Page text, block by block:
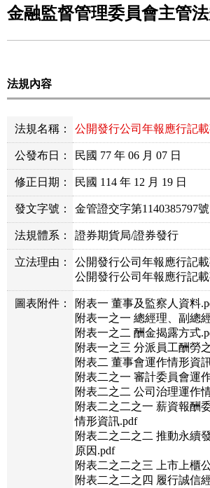
金融監督管理委員會主管
法規內容
法規名稱： 公開發行公司年報應行記
公發布日： 民國 77 年 06 月 07 日
修正日期： 民國 114 年 12 月 19 日
發文字號： 金管證交字第1140385797
法規體系： 證券期貨局/證券發行
立法理由：
公開發行公司年報應行記
公開發行公司年報應行記
圖表附件：
附表一 董事及監察人資料
附表一之一 總經理、副總
附表一之二 酬金揭露方式
附表一之三 分派員工酬勞
附表二 董事會運作情形資
附表二之一 審計委員會運
附表二之二 公司治理運作
附表二之二之一 薪資報酬
情形資訊.pdf
附表二之二之二 推動永續
原因.pdf
附表二之二之三 上市上櫃
附表二之二之四 履行誠信